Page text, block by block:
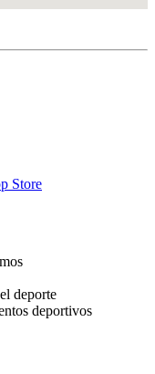
deporte
deportivos